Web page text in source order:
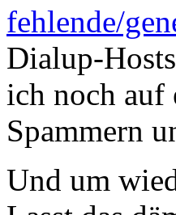
fehlende/
Dialup-
ich noch auf
Spammern
Und um